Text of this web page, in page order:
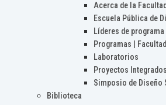
Acerca de la Facultad
Escuela Pública de
Líderes de programa
Programas |
Laboratorios
Proyectos
Simposio de Diseño
Biblioteca